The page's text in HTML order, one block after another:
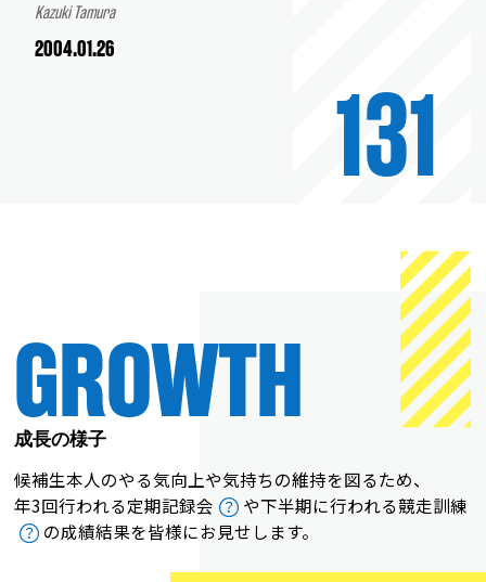
Kazuki Tamura
2004.01.26
131
GROWTH
成長の様子
候補生本人のやる気向上や気持ちの維持を図るため、
年3回行われる定期記録会
や下半期に行われる競走訓練
の成績結果を皆様にお見せします。